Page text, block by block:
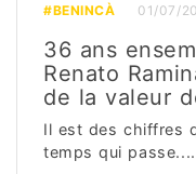
#BENINCÀ 01/07/
36 ans
Renato
de la valeur
Il est des chiffres
temps qui passe....